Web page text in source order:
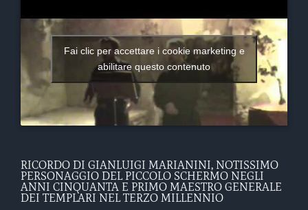
Fai clic per accettare i cookie marketing e
abilitare questo contenuto
RICORDO DI GIANLUIGI MARIANINI, NOTISSIMO
PERSONAGGIO DEL PICCOLO SCHERMO NEGLI
ANNI CINQUANTA E PRIMO MAESTRO GENERALE
DEI TEMPLARI NEL TERZO MILLENNIO